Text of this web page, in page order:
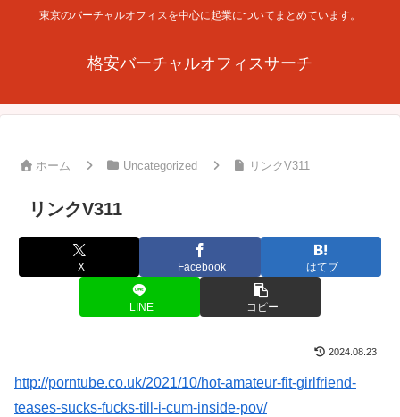
東京のバーチャルオフィスを中心に起業についてまとめています。
格安バーチャルオフィスサーチ
ホーム Uncategorized リンクV311
リンクV311
X Facebook はてブ
LINE コピー
2024.08.23
http://porntube.co.uk/2021/10/hot-amateur-fit-girlfriend-
teases-sucks-fucks-till-i-cum-inside-pov/